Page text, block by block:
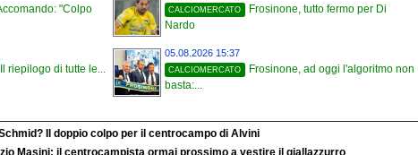
"Colpo
CALCIOMERCATO
Frosinone, tutto fermo per Di
Nardo
riepilogo di tutte le...
05.08.2026 15:37
CALCIOMERCATO
Frosinone, ad oggi l'algoritmo non
basta:...
Il doppio colpo per il centrocampo di Alvini